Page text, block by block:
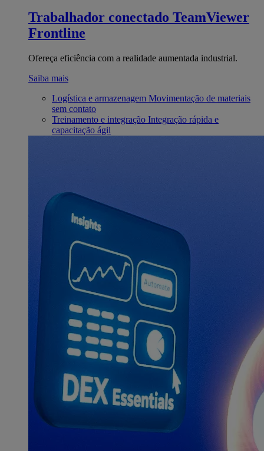
Trabalhador conectado TeamViewer
Frontline
Ofereça eficiência com a realidade aumentada industrial.
Saiba mais
Logística e armazenagem Movimentação de materiais
sem contato
Treinamento e integração Integração rápida e
capacitação ágil